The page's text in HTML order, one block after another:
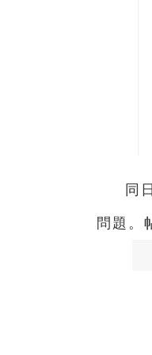
同
問題。